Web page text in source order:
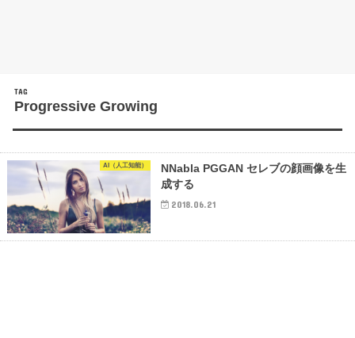
TAG
Progressive Growing
AI（人工知能）
NNabla PGGAN セレブの顔画像を生
成する
2018.06.21